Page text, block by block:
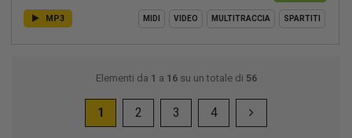
MP3 MIDI VIDEO MULTITRACCIA SPARTITI
Elementi da 1 a 16su un totale di 56
1 2 3 4